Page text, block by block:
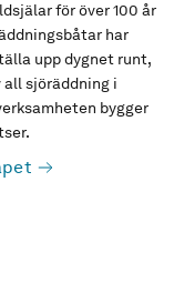
för över 100 år
har
upp dygnet runt,
all sjöräddning i
bygger